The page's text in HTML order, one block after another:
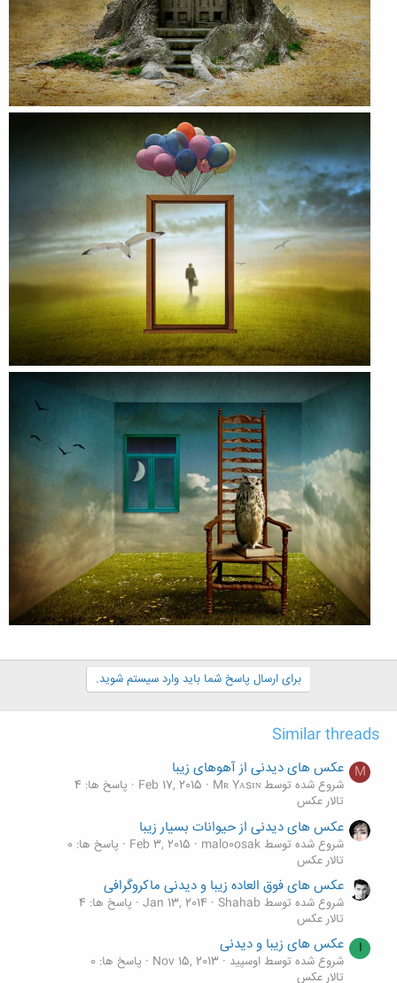
برای ارسال پاسخ شما باید وارد سیستم شوید.
Similar threads
M عکس های دیدنی از آهوهای زیبا
شروع شده توسط Mʀ Yᴀsɪɴ Feb 17, 2015
پاسخ ها: 4
تالار عکس
عکس های دیدنی از حیوانات بسیار زیبا
شروع شده توسط malo0osak Feb 3, 2015
پاسخ ها: 0
تالار عکس
عکس های فوق العاده زیبا و دیدنی ماکروگرافی
شروع شده توسط Shahab Jan 13, 2014 پاسخ ها: 4
تالار عکس
ا عکس های زیبا و دیدنی
شروع شده توسط اوسپید Nov 15, 2013
پاسخ ها: 0
تالار عکس